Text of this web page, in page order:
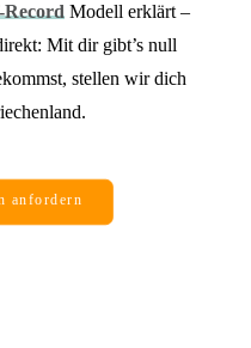
Record Modell erklärt –
Mit dir gibt’s null
stellen wir dich
anfordern